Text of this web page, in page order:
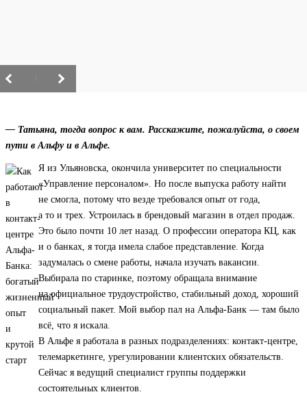
— Татьяна, тогда вопрос к вам. Расскажите, пожалуйста, о своем
пути в Альфу и в Альфе.
Я из Ульяновска, окончила университет по специальности
«Управление персоналом». Но после выпуска работу найти
не смогла, потому что везде требовался опыт от года,
а то и трех. Устроилась в брендовый магазин в отдел продаж.
Это было почти 10 лет назад. О профессии оператора КЦ, как
и о банках, я тогда имела слабое представление. Когда
задумалась о смене работы, начала изучать вакансии.
Выбирала по старинке, поэтому обращала внимание
на официальное трудоустройство, стабильный доход, хороший
социальный пакет. Мой выбор пал на Альфа-Банк — там было
всё, что я искала.
В Альфе я работала в разных подразделениях: контакт-центре,
телемаркетинге, урегулировании клиентских обязательств.
Сейчас я ведущий специалист группы поддержки
состоятельных клиентов.